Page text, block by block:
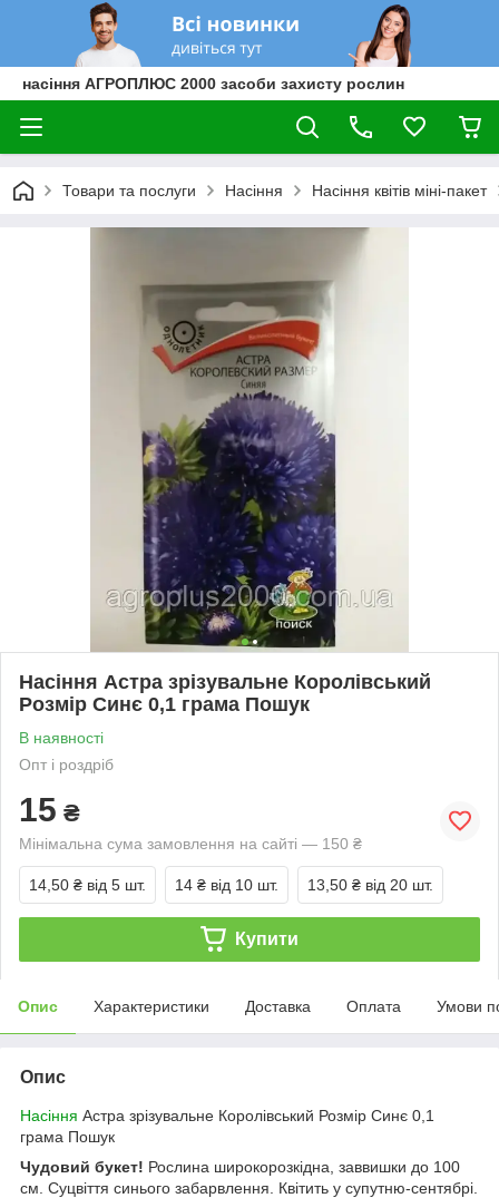
насіння АГРОПЛЮС 2000 засоби захисту рослин
Товари та послуги Насіння Насіння квітів міні-пакет
Насіння Астра зрізувальне Королівський
Розмір Синє 0,1 грама Пошук
В наявності
Опт і роздріб
15 ₴
Мінімальна сума замовлення на сайті — 150 ₴
14,50 ₴ від 5 шт. 14 ₴ від 10 шт. 13,50 ₴ від 20 шт.
Купити
Опис Характеристики Доставка Оплата Умови
Опис
Насіння Астра зрізувальне Королівський Розмір Синє 0,1
грама Пошук
Чудовий букет! Рослина широкорозкідна, заввишки до 100
см. Суцвіття синього забарвлення. Квітить у супутню-сентябрі.